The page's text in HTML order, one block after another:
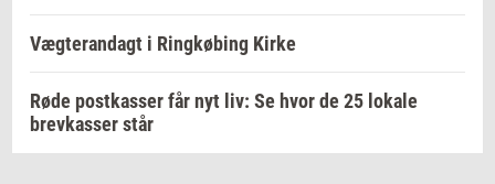
Vægterandagt i Ringkøbing Kirke
Røde postkasser får nyt liv: Se hvor de 25 lokale
brevkasser står